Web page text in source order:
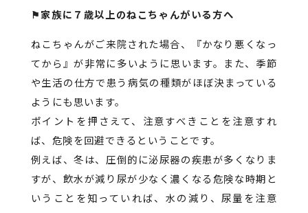
⚑家族に７歳以上のねこちゃんがいる方へ
ねこちゃんがご来院された場合、『かなり悪くなっ
てから』が非常に多いように思います。また、季節
や生活の仕方で患う病気の種類がほぼ決まっている
ようにも思います。
ポイントを押さえて、注意すべきことを注意すれ
ば、危険を回避できるということです。
例えば、冬は、圧倒的に泌尿器の疾患が多くなりま
すが、飲水が減り尿が少なく濃くなる危険な時期と
いうことを知っていれば、水の減り、尿量を注意